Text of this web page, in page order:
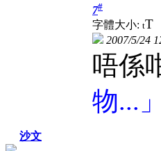
沙文
7#
字體大小: tT
2007/5/24
唔係
物...」